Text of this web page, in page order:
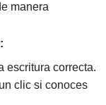
manera
escritura correcta.
clic si conoces